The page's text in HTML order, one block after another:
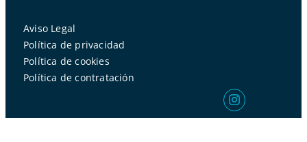
Aviso Legal
Política de privacidad
Política de cookies
Política de contratación